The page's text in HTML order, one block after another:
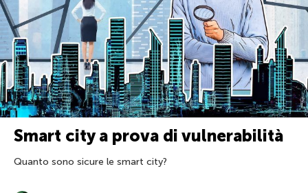
Smart city a prova di vulnerabilità
Quanto sono sicure le smart city?